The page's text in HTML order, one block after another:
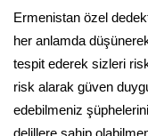
Ermenistan özel
her anlamda
tespit ederek sizleri
risk alarak güven
edebilmeniz